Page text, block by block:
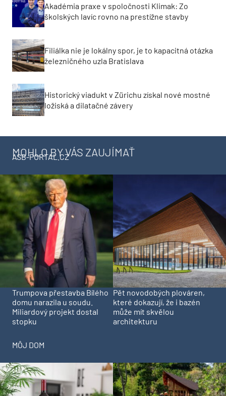
Akadémia praxe v spoločnosti Klimak: Zo
školských lavíc rovno na prestížne stavby
Filiálka nie je lokálny spor, je to kapacitná otázka
železničného uzla Bratislava
Historický viadukt v Zürichu získal nové mostné
ložiská a dilatačné závery
MOHLO BY VÁS ZAUJÍMAŤ
ASB-PORTAL.CZ
Trumpova přestavba Bílého
domu narazila u soudu.
Miliardový projekt dostal
stopku
Pět novodobých plováren,
které dokazují, že i bazén
může mít skvělou
architekturu
MÔJ DOM